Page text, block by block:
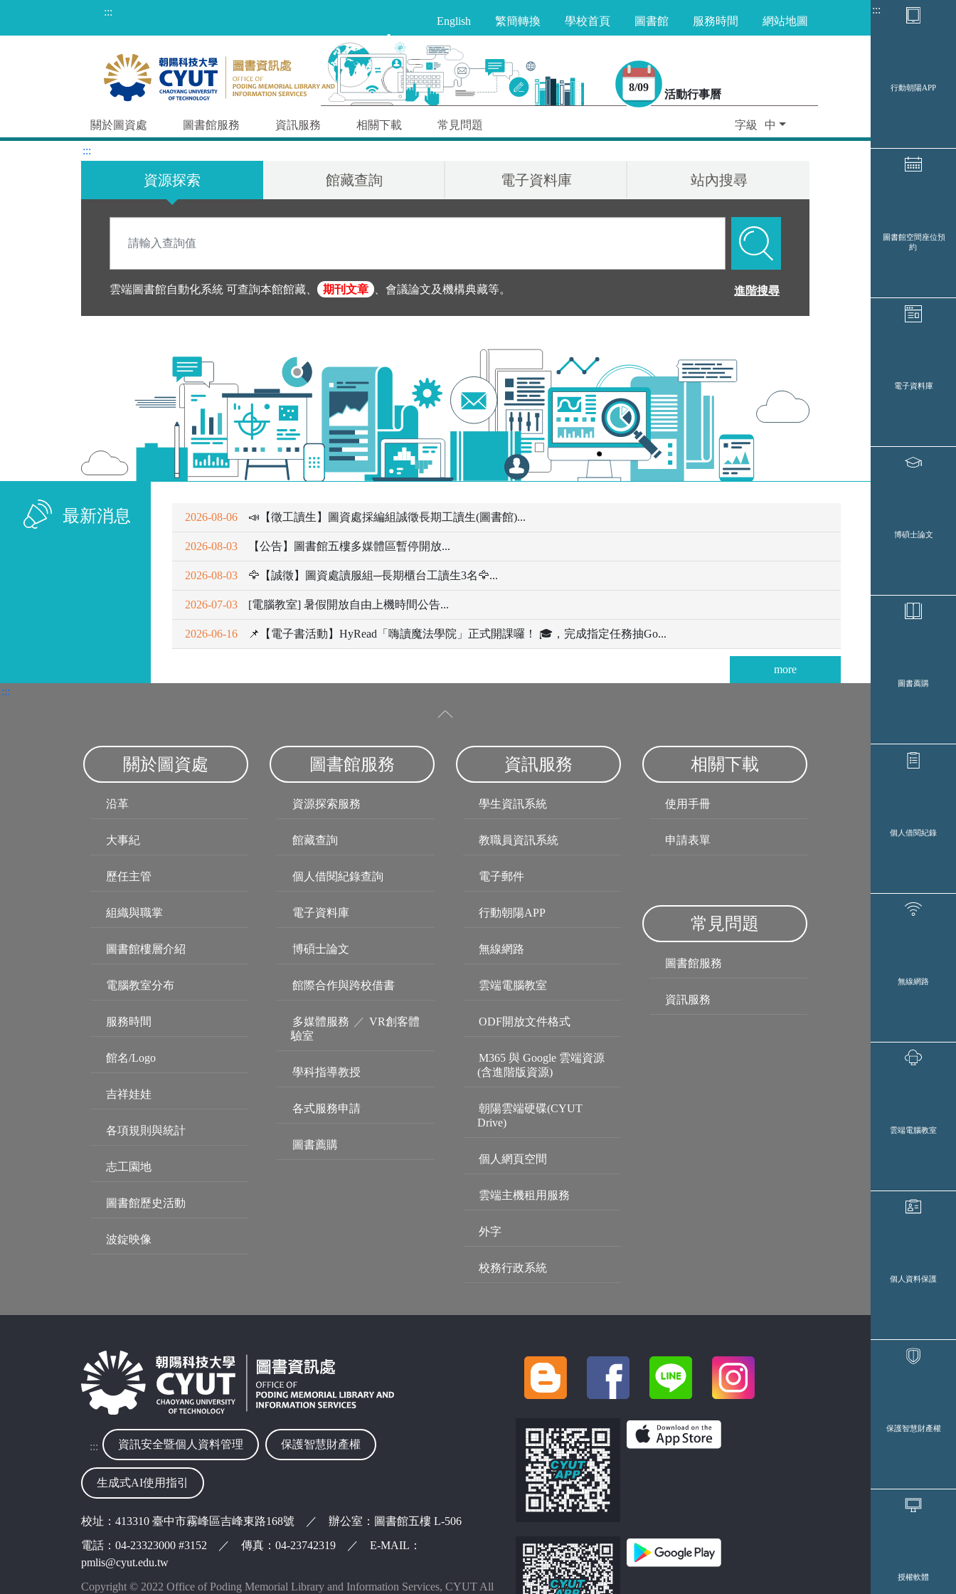
:::
跳
到
容
區
8/09
活動行事曆
English 繁簡轉換 學校首頁 圖書館 服務時間 網站地圖
關於圖資處 圖書館服務 資訊服務 相關下載 常見問題 字級
:::
行動朝陽APP
圖書館空間座位預
約
電子資料庫
博碩士論文
圖書薦購
個人借閱紀錄
無線網路
雲端電腦教室
個人資料保護
保護智慧財產權
授權軟體
搜尋與資源入口
:::
資源探索 館藏查詢 電子資料庫 站內搜尋
雲端圖書館自動化系統 可查詢本館館藏、 期刊文章 、會議論文及機構典藏等。 進階搜尋
最新消息 2026-08-06 📣【徵工讀生】圖資處採編組誠徵長期工讀生(圖書館)...
2026-08-03 【公告】圖書館五樓多媒體區暫停開放...
2026-08-03 🦅【誠徵】圖資處讀服組─長期櫃台工讀生3名🦅...
2026-07-03 [電腦教室] 暑假開放自由上機時間公告...
2026-06-16 📌【電子書活動】HyRead「嗨讀魔法學院」正式開課囉！ 🎓，完成指定任務抽Go...
more
:::
關於圖資處
沿革
大事紀
歷任主管
組織與職掌
圖書館樓層介紹
電腦教室分布
服務時間
館名/Logo
吉祥娃娃
各項規則與統計
志工園地
圖書館歷史活動
波錠映像
圖書館服務
資源探索服務
館藏查詢
個人借閱紀錄查詢
電子資料庫
博碩士論文
館際合作與跨校借書
多媒體服務 ／ VR創客體
驗室
學科指導教授
各式服務申請
圖書薦購
資訊服務
學生資訊系統
教職員資訊系統
電子郵件
行動朝陽APP
無線網路
雲端電腦教室
ODF開放文件格式
M365 與 Google 雲端資源
(含進階版資源)
朝陽雲端硬碟(CYUT
Drive)
個人網頁空間
雲端主機租用服務
外字
校務行政系統
相關下載
使用手冊
申請表單
常見問題
圖書館服務
資訊服務
::: 資訊安全暨個人資料管理 保護智慧財產權
生成式AI使用指引
校址：413310 臺中市霧峰區吉峰東路168號 ／ 辦公室：圖書館五樓 L-506
電話：04-23323000 #3152 ／ 傳真：04-23742319 ／ E-MAIL：
pmlis@cyut.edu.tw
Copyright © 2022 Office of Poding Memorial Library and Information Services, CYUT All